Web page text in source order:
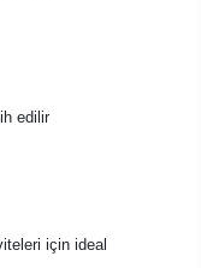
edilir
için ideal